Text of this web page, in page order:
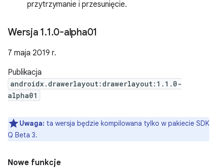
przytrzymanie i przesunięcie.
Wersja 1.1.0-alpha01
7 maja 2019 r.
Publikacja
androidx.drawerlayout:drawerlayout:1.1.0-
alpha01
Uwaga: ta wersja będzie kompilowana tylko w pakiecie SDK
Q Beta 3.
Nowe funkcje